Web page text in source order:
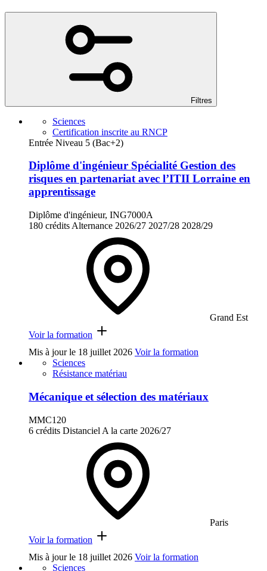
Filtres
Sciences
Certification inscrite au RNCP
Entrée Niveau 5 (Bac+2)
Diplôme d'ingénieur Spécialité Gestion des
risques en partenariat avec l’ITII Lorraine en
apprentissage
Diplôme d'ingénieur, ING7000A
180 crédits Alternance 2026/27 2027/28 2028/29
Grand Est
Voir la formation
Mis à jour le 18 juillet 2026 Voir la formation
Sciences
Résistance matériau
Mécanique et sélection des matériaux
MMC120
6 crédits Distanciel A la carte 2026/27
Paris
Voir la formation
Mis à jour le 18 juillet 2026 Voir la formation
Sciences